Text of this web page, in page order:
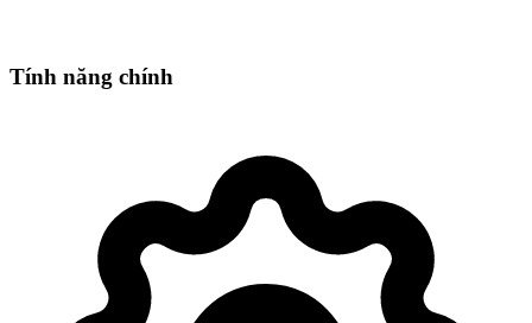
Tính năng chính